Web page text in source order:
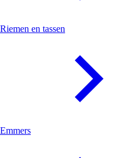
Riemen en tassen
Emmers